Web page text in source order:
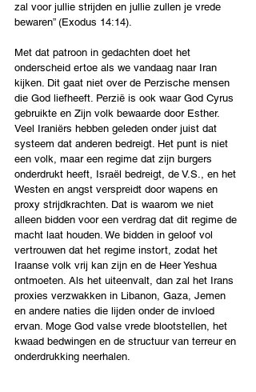
zal voor jullie strijden en jullie zullen je vrede
bewaren” (Exodus 14:14).
Met dat patroon in gedachten doet het
onderscheid ertoe als we vandaag naar Iran
kijken. Dit gaat niet over de Perzische mensen
die God liefheeft. Perzië is ook waar God Cyrus
gebruikte en Zijn volk bewaarde door Esther.
Veel Iraniërs hebben geleden onder juist dat
systeem dat anderen bedreigt. Het punt is niet
een volk, maar een regime dat zijn burgers
onderdrukt heeft, Israël bedreigt, de V.S., en het
Westen en angst verspreidt door wapens en
proxy strijdkrachten. Dat is waarom we niet
alleen bidden voor een verdrag dat dit regime de
macht laat houden. We bidden in geloof vol
vertrouwen dat het regime instort, zodat het
Iraanse volk vrij kan zijn en de Heer Yeshua
ontmoeten. Als het uiteenvalt, dan zal het Irans
proxies verzwakken in Libanon, Gaza, Jemen
en andere naties die lijden onder de invloed
ervan. Moge God valse vrede blootstellen, het
kwaad bedwingen en de structuur van terreur en
onderdrukking neerhalen.